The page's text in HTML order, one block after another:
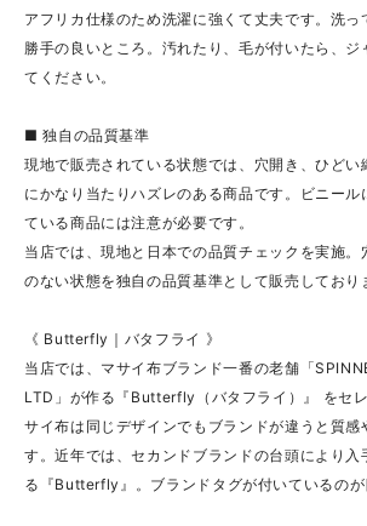
アフリカ仕様のため洗濯に強くて丈夫です。洗
勝手の良いところ。汚れたり、毛が付いたら、ジ
てください。
■ 独自の品質基準
現地で販売されている状態では、穴開き、ひどい
にかなり当たりハズレのある商品です。ビニー
ている商品には注意が必要です。
当店では、現地と日本での品質チェックを実施。
のない状態を独自の品質基準として販売しており
《 Butterfly｜バタフライ 》
当店では、マサイ布ブランド一番の老舗「
LTD」が作る『Butterfly（バタフライ）』 をセ
サイ布は同じデザインでもブランドが違うと質感
す。近年では、セカンドブランドの台頭により入
る『Butterfly』。ブランドタグが付いているのが